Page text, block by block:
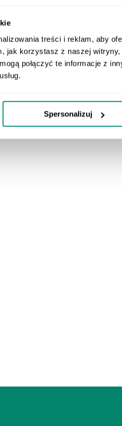
treści i reklam, aby
jak korzystasz z naszej
połączyć te informacje z
Spersonalizuj